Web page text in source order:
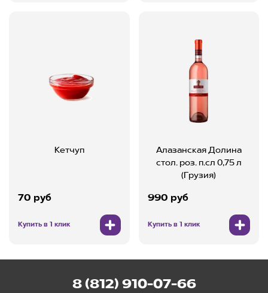
Кетчуп
70 руб
Купить в 1 клик
Алазанская Долина
стол. роз. п.сл 0,75 л
(Грузия)
990 руб
Купить в 1 клик
8 (812) 910-07-66